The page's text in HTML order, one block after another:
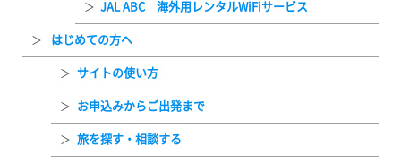
JAL ABC 海外用レンタルWiFiサービス
はじめての方へ
サイトの使い方
お申込みからご出発まで
旅を探す・相談する